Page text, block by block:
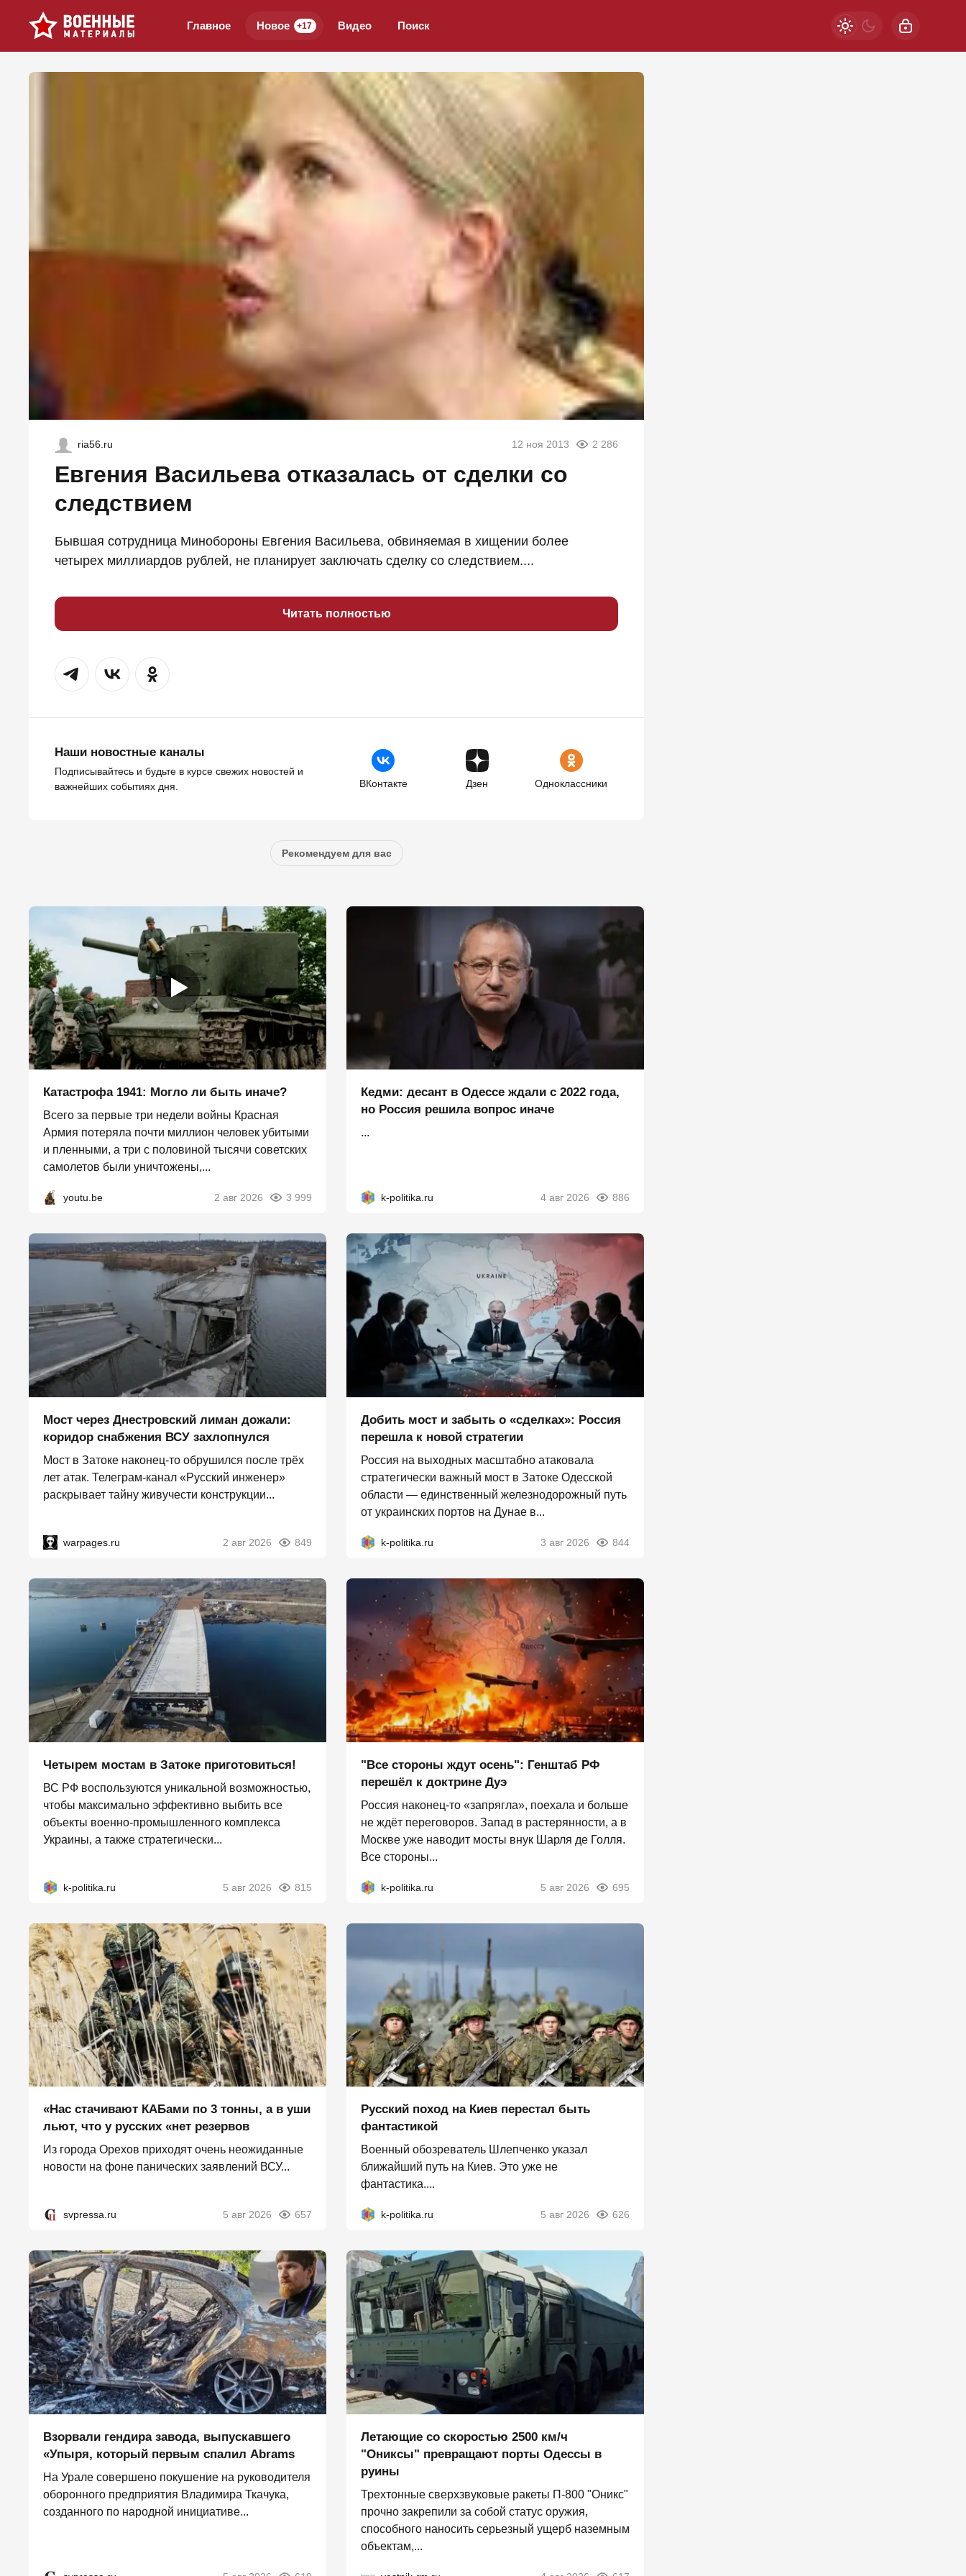
Главное Новое +17 Видео Поиск
ria56.ru 12 ноя 2013 2 286
Евгения Васильева отказалась от сделки со
следствием
Бывшая сотрудница Минобороны Евгения Васильева, обвиняемая в хищении более
четырех миллиардов рублей, не планирует заключать сделку со следствием....
Читать полностью
Наши новостные каналы
Подписывайтесь и будьте в курсе свежих новостей и
важнейших событиях дня.
ВКонтакте Дзен Одноклассники
Рекомендуем для вас
Катастрофа 1941: Могло ли быть иначе?
Всего за первые три недели войны Красная
Армия потеряла почти миллион человек убитыми
и пленными, а три с половиной тысячи советских
самолетов были уничтожены,...
youtu.be 2 авг 2026 3 999
Кедми: десант в Одессе ждали с 2022 года,
но Россия решила вопрос иначе
...
k-politika.ru 4 авг 2026 886
Мост через Днестровский лиман дожали:
коридор снабжения ВСУ захлопнулся
Мост в Затоке наконец-то обрушился после трёх
лет атак. Телеграм-канал «Русский инженер»
раскрывает тайну живучести конструкции...
warpages.ru 2 авг 2026 849
Добить мост и забыть о «сделках»: Россия
перешла к новой стратегии
Россия на выходных масштабно атаковала
стратегически важный мост в Затоке Одесской
области — единственный железнодорожный путь
от украинских портов на Дунае в...
k-politika.ru 3 авг 2026 844
Четырем мостам в Затоке приготовиться!
ВС РФ воспользуются уникальной возможностью,
чтобы максимально эффективно выбить все
объекты военно-промышленного комплекса
Украины, а также стратегически...
k-politika.ru 5 авг 2026 815
"Все стороны ждут осень": Генштаб РФ
перешёл к доктрине Дуэ
Россия наконец-то «запрягла», поехала и больше
не ждёт переговоров. Запад в растерянности, а в
Москве уже наводит мосты внук Шарля де Голля.
Все стороны...
k-politika.ru 5 авг 2026 695
«Нас стачивают КАБами по 3 тонны, а в уши
льют, что у русских «нет резервов
Из города Орехов приходят очень неожиданные
новости на фоне панических заявлений ВСУ...
svpressa.ru 5 авг 2026 657
Русский поход на Киев перестал быть
фантастикой
Военный обозреватель Шлепченко указал
ближайший путь на Киев. Это уже не
фантастика....
k-politika.ru 5 авг 2026 626
Взорвали гендира завода, выпускавшего
«Упыря, который первым спалил Abrams
На Урале совершено покушение на руководителя
оборонного предприятия Владимира Ткачука,
созданного по народной инициативе...
Летающие со скоростью 2500 км/ч
"Ониксы" превращают порты Одессы в
руины
Трехтонные сверхзвуковые ракеты П‑800 "Оникс"
прочно закрепили за собой статус оружия,
способного наносить серьезный ущерб наземным
объектам,...